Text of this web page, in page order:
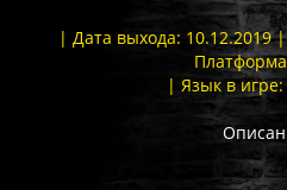
| Дата выхода:
| Язык в игре: